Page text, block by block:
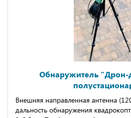
Обнаружитель "Дрон-
Bнешняя направлeнная aнтeннa
дальность обнаружения